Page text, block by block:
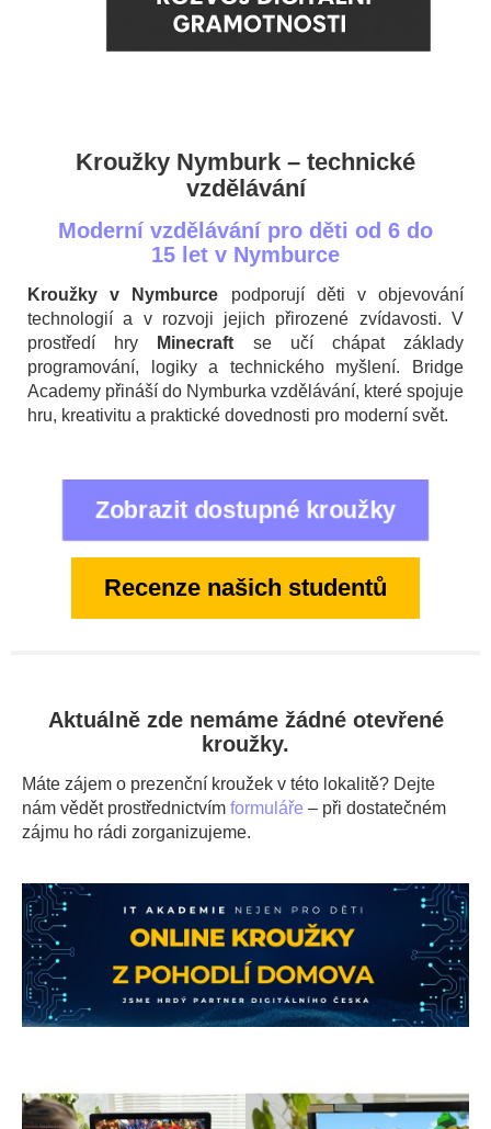
Kroužky Nymburk – technické
vzdělávání
Moderní vzdělávání pro děti od 6 do
15 let v Nymburce
Kroužky v Nymburce podporují děti v objevování
technologií a v rozvoji jejich přirozené zvídavosti. V
prostředí hry
Minecraft se učí chápat základy
programování, logiky a technického myšlení. Bridge
Academy přináší do Nymburka vzdělávání, které spojuje
hru, kreativitu a praktické dovednosti pro moderní svět.
Zobrazit dostupné kroužky
Recenze našich studentů
Aktuálně zde nemáme žádné otevřené
kroužky.
Máte zájem o prezenční kroužek v této lokalitě? Dejte
nám vědět prostřednictvím formuláře – při dostatečném
zájmu ho rádi zorganizujeme.